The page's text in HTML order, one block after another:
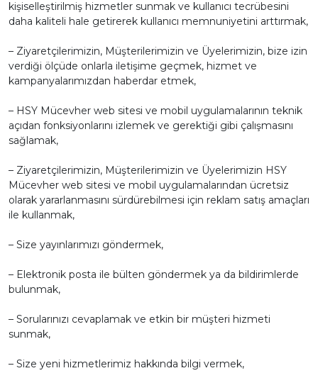
kişiselleştirilmiş hizmetler sunmak ve kullanıcı tecrübesini
daha kaliteli hale getirerek kullanıcı memnuniyetini arttırmak,
– Ziyaretçilerimizin, Müşterilerimizin ve Üyelerimizin, bize izin
verdiği ölçüde onlarla iletişime geçmek, hizmet ve
kampanyalarımızdan haberdar etmek,
– HSY Mücevher web sitesi ve mobil uygulamalarının teknik
açıdan fonksiyonlarını izlemek ve gerektiği gibi çalışmasını
sağlamak,
– Ziyaretçilerimizin, Müşterilerimizin ve Üyelerimizin HSY
Mücevher web sitesi ve mobil uygulamalarından ücretsiz
olarak yararlanmasını sürdürebilmesi için reklam satış amaçları
ile kullanmak,
– Size yayınlarımızı göndermek,
– Elektronik posta ile bülten göndermek ya da bildirimlerde
bulunmak,
– Sorularınızı cevaplamak ve etkin bir müşteri hizmeti
sunmak,
– Size yeni hizmetlerimiz hakkında bilgi vermek,